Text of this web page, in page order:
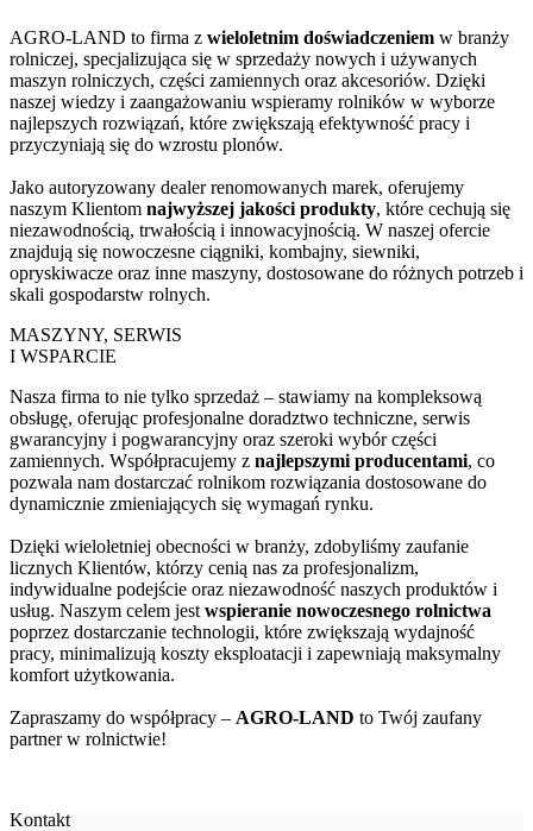
AGRO-LAND to firma z wieloletnim doświadczeniem w branży
rolniczej, specjalizująca się w sprzedaży nowych i używanych
maszyn rolniczych, części zamiennych oraz akcesoriów. Dzięki
naszej wiedzy i zaangażowaniu wspieramy rolników w wyborze
najlepszych rozwiązań, które zwiększają efektywność pracy i
przyczyniają się do wzrostu plonów.
Jako autoryzowany dealer renomowanych marek, oferujemy
naszym Klientom najwyższej jakości produkty, które cechują się
niezawodnością, trwałością i innowacyjnością. W naszej ofercie
znajdują się nowoczesne ciągniki, kombajny, siewniki,
opryskiwacze oraz inne maszyny, dostosowane do różnych potrzeb i
skali gospodarstw rolnych.
MASZYNY, SERWIS
I WSPARCIE
Nasza firma to nie tylko sprzedaż – stawiamy na kompleksową
obsługę, oferując profesjonalne doradztwo techniczne, serwis
gwarancyjny i pogwarancyjny oraz szeroki wybór części
zamiennych. Współpracujemy z najlepszymi producentami, co
pozwala nam dostarczać rolnikom rozwiązania dostosowane do
dynamicznie zmieniających się wymagań rynku.
Dzięki wieloletniej obecności w branży, zdobyliśmy zaufanie
licznych Klientów, którzy cenią nas za profesjonalizm,
indywidualne podejście oraz niezawodność naszych produktów i
usług. Naszym celem jest wspieranie nowoczesnego rolnictwa
poprzez dostarczanie technologii, które zwiększają wydajność
pracy, minimalizują koszty eksploatacji i zapewniają maksymalny
komfort użytkowania.
Zapraszamy do współpracy – AGRO-LAND to Twój zaufany
partner w rolnictwie!
Kontakt